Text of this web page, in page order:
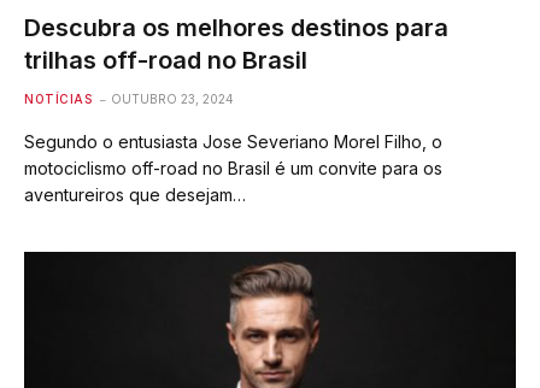
Descubra os melhores destinos para
trilhas off-road no Brasil
NOTÍCIAS OUTUBRO 23, 2024
Segundo o entusiasta Jose Severiano Morel Filho, o
motociclismo off-road no Brasil é um convite para os
aventureiros que desejam…